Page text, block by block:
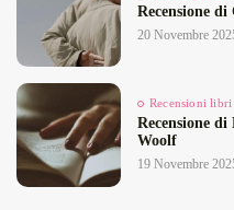
Recensione
20 Novembre
Recensioni libri
Recensione
Woolf
19 Novembre